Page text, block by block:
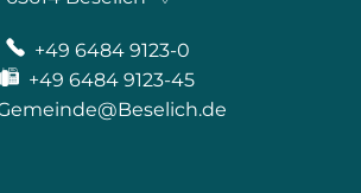
+49 6484 9123-0
+49 6484 9123-45